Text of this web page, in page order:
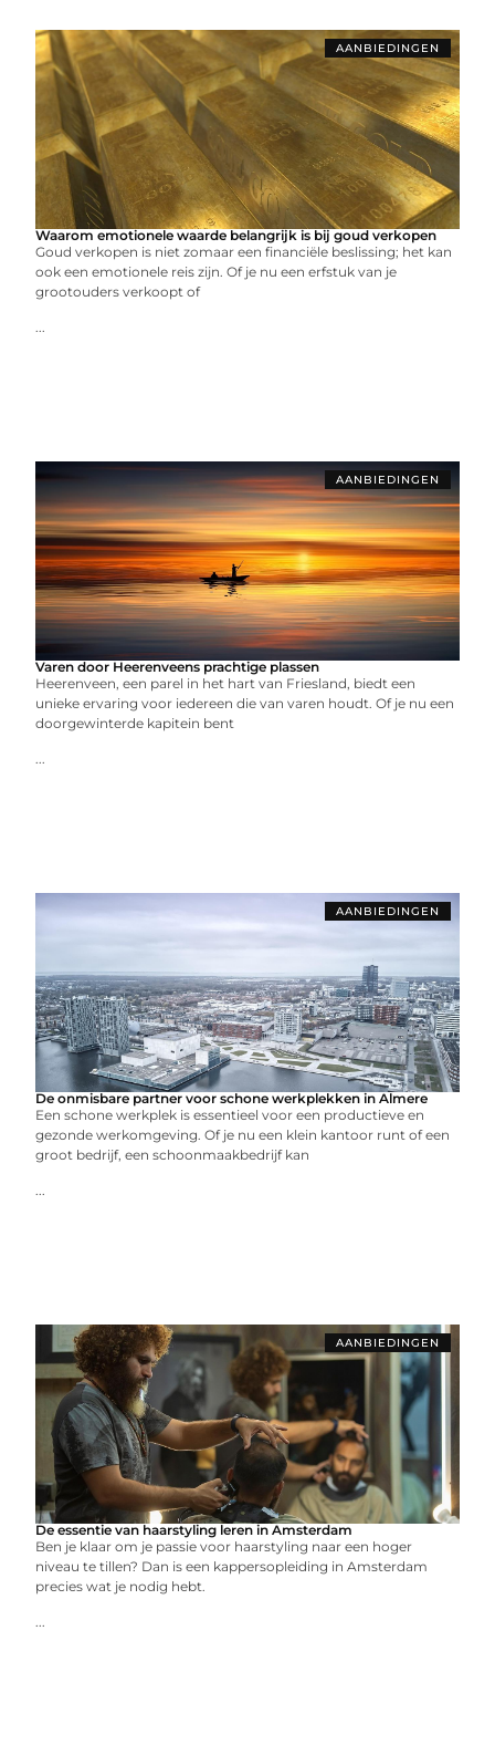
AANBIEDINGEN
Waarom emotionele waarde belangrijk is bij goud verkopen
Goud verkopen is niet zomaar een financiële beslissing; het kan
ook een emotionele reis zijn. Of je nu een erfstuk van je
grootouders verkoopt of
...
AANBIEDINGEN
Varen door Heerenveens prachtige plassen
Heerenveen, een parel in het hart van Friesland, biedt een
unieke ervaring voor iedereen die van varen houdt. Of je nu een
doorgewinterde kapitein bent
...
AANBIEDINGEN
De onmisbare partner voor schone werkplekken in Almere
Een schone werkplek is essentieel voor een productieve en
gezonde werkomgeving. Of je nu een klein kantoor runt of een
groot bedrijf, een schoonmaakbedrijf kan
...
AANBIEDINGEN
De essentie van haarstyling leren in Amsterdam
Ben je klaar om je passie voor haarstyling naar een hoger
niveau te tillen? Dan is een kappersopleiding in Amsterdam
precies wat je nodig hebt.
...